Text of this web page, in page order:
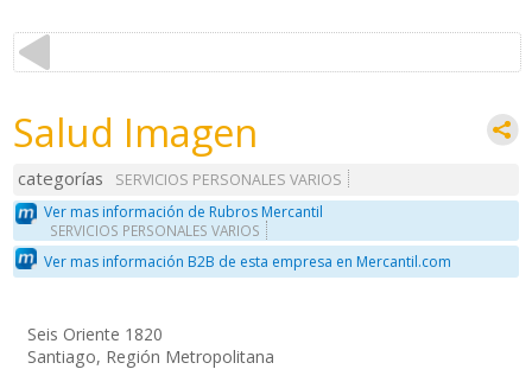
Salud Imagen
categorías
SERVICIOS PERSONALES VARIOS
Ver mas información de Rubros Mercantil
SERVICIOS PERSONALES VARIOS
Ver mas información B2B de esta empresa en Mercantil.com
Seis Oriente 1820
Santiago, Región Metropolitana